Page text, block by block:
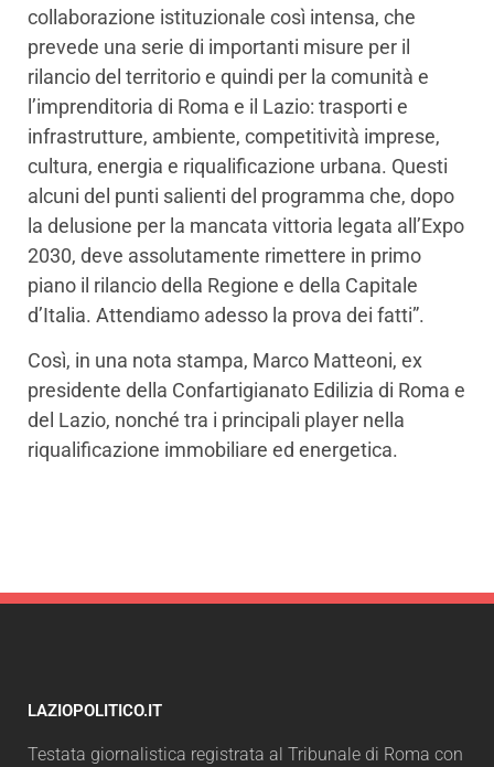
collaborazione istituzionale così intensa, che
prevede una serie di importanti misure per il
rilancio del territorio e quindi per la comunità e
l’imprenditoria di Roma e il Lazio: trasporti e
infrastrutture, ambiente, competitività imprese,
cultura, energia e riqualificazione urbana. Questi
alcuni del punti salienti del programma che, dopo
la delusione per la mancata vittoria legata all’Expo
2030, deve assolutamente rimettere in primo
piano il rilancio della Regione e della Capitale
d’Italia. Attendiamo adesso la prova dei fatti”.
Così, in una nota stampa, Marco Matteoni, ex
presidente della Confartigianato Edilizia di Roma e
del Lazio, nonché tra i principali player nella
riqualificazione immobiliare ed energetica.
LAZIOPOLITICO.IT
Testata giornalistica registrata al Tribunale di Roma con